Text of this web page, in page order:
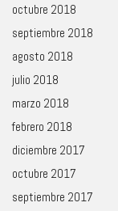
octubre 2018
septiembre 2018
agosto 2018
julio 2018
marzo 2018
febrero 2018
diciembre 2017
octubre 2017
septiembre 2017